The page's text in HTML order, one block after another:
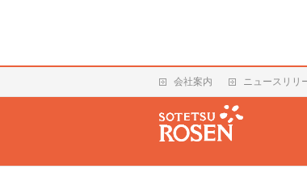
会社案内 ニュースリリ